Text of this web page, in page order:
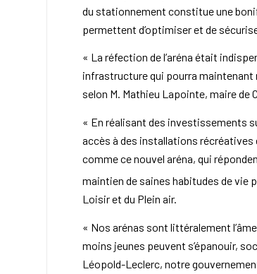
du stationnement constitue une
permettent d’optimiser et de
« La réfection de l’aréna était
infrastructure qui pourra maintenant
selon M. Mathieu Lapointe, maire de
« En réalisant des investissements
accès à des installations récréatives
comme ce nouvel aréna, qui
maintien de saines habitudes de vie
Loisir et du Plein air.
« Nos arénas sont littéralement
moins jeunes peuvent s’épanouir,
Léopold-Leclerc, notre